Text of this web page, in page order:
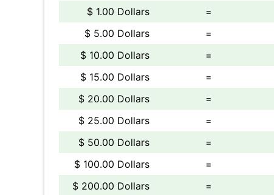
$ 1.00 Dollars =
$ 5.00 Dollars
=
$ 10.00 Dollars
=
$ 15.00 Dollars
=
$ 20.00 Dollars
=
$ 25.00 Dollars
=
$ 50.00 Dollars
=
$ 100.00 Dollars
=
$ 200.00 Dollars
=